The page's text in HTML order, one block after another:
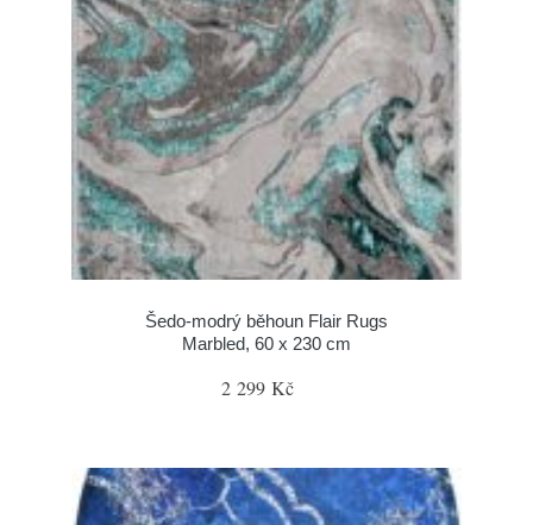
Šedo-modrý běhoun Flair Rugs
Marbled, 60 x 230 cm
2 299 Kč